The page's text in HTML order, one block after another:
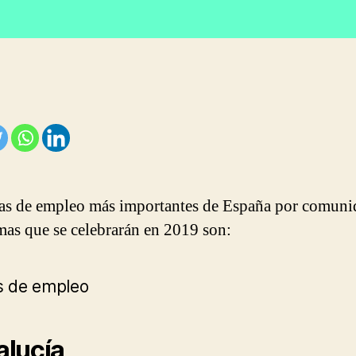
de empleo más importantes de España por
que se celebrarán en 2019 son: